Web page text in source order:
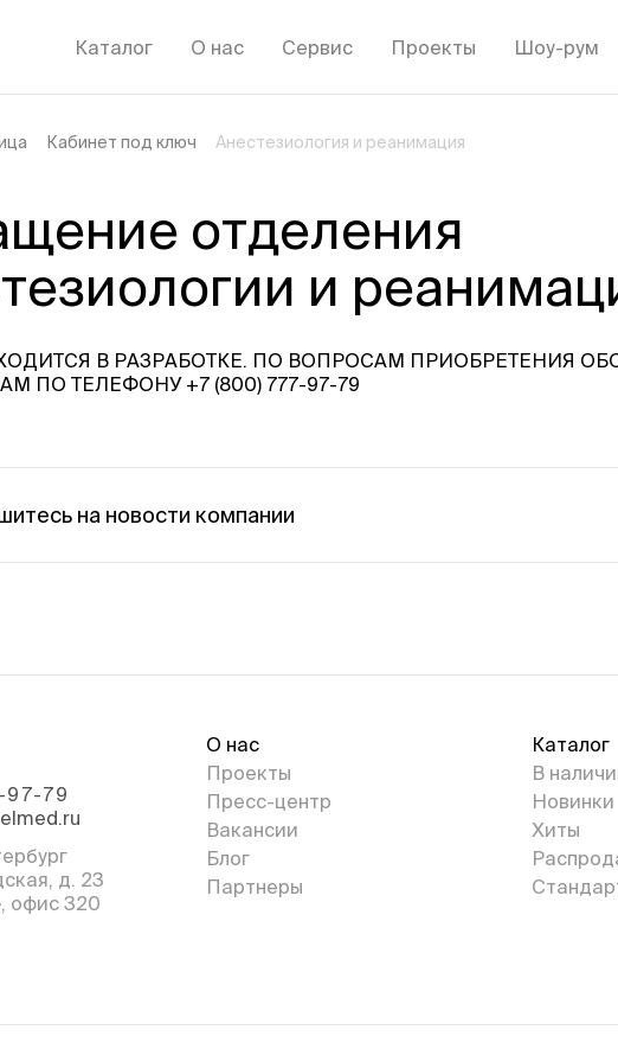
Каталог О нас Сервис Проекты Шоу-рум
Кабинет под ключ Анестезиология и реанимация
отделения
и
В РАЗРАБОТКЕ. ПО ВОПРОСАМ ПРИОБРЕТЕНИЯ
ПО ТЕЛЕФОНУ +7 (800) 777-97-79
на новости компании
97-79
д. 23
офис 320
О нас
Проекты
Пресс-центр
Вакансии
Блог
Партнеры
Каталог
В
Новинки
Хиты